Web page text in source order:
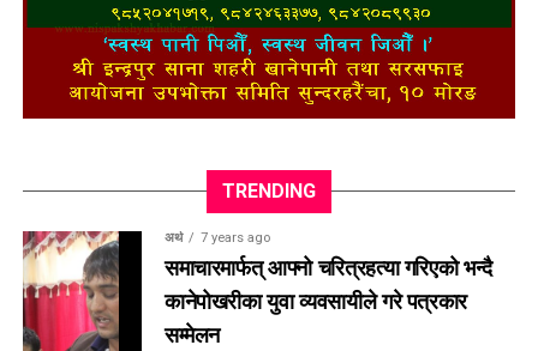
TRENDING
अर्थ 7 years ago
समाचारमार्फत् आफ्नो चरित्रहत्या गरिएको भन्दै
कानेपोखरीका युवा व्यवसायीले गरे पत्रकार
सम्मेलन